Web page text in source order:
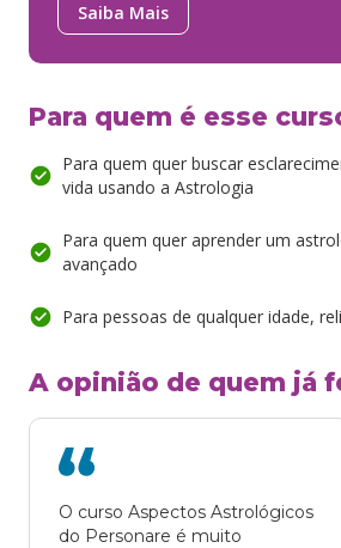
Saiba Mais
Para quem é esse
Para quem quer buscar
vida usando a Astrologia
Para quem quer aprender um
avançado
Para pessoas de qualquer idade,
A opinião de quem já
O curso Aspectos Astrológicos
do Personare é muito